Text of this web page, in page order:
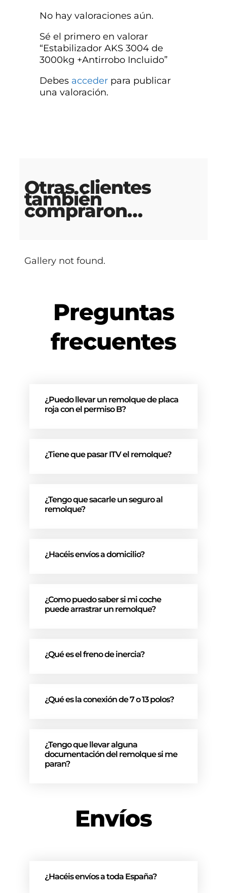
No hay valoraciones aún.
Sé el primero en valorar
“Estabilizador AKS 3004 de
3000kg +Antirrobo Incluido”
Debes acceder para publicar
una valoración.
Otras clientes
también
compraron…
Gallery not found.
Preguntas
frecuentes
¿Puedo llevar un remolque de placa
roja con el permiso B?
¿Tiene que pasar ITV el remolque?
¿Tengo que sacarle un seguro al
remolque?
¿Hacéis envíos a domicilio?
¿Como puedo saber si mi coche
puede arrastrar un remolque?
¿Qué es el freno de inercia?
¿Qué es la conexión de 7 o 13 polos?
¿Tengo que llevar alguna
documentación del remolque si me
paran?
Envíos
¿Hacéis envíos a toda España?